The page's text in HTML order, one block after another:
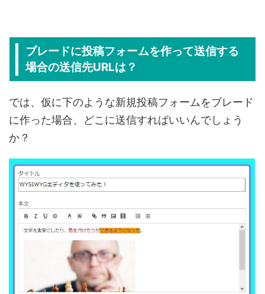
ブレードに投稿フォームを作って送信する
場合の送信先URLは？
では、仮に下のような新規投稿フォームをブレード
に作った場合、どこに送信すればいいんでしょう
か？